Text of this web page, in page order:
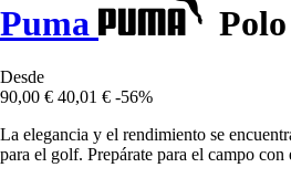
Puma
Desde
90,00 € 40,01 € -56%
La elegancia y el rendimiento se
para el golf. Prepárate para el campo con